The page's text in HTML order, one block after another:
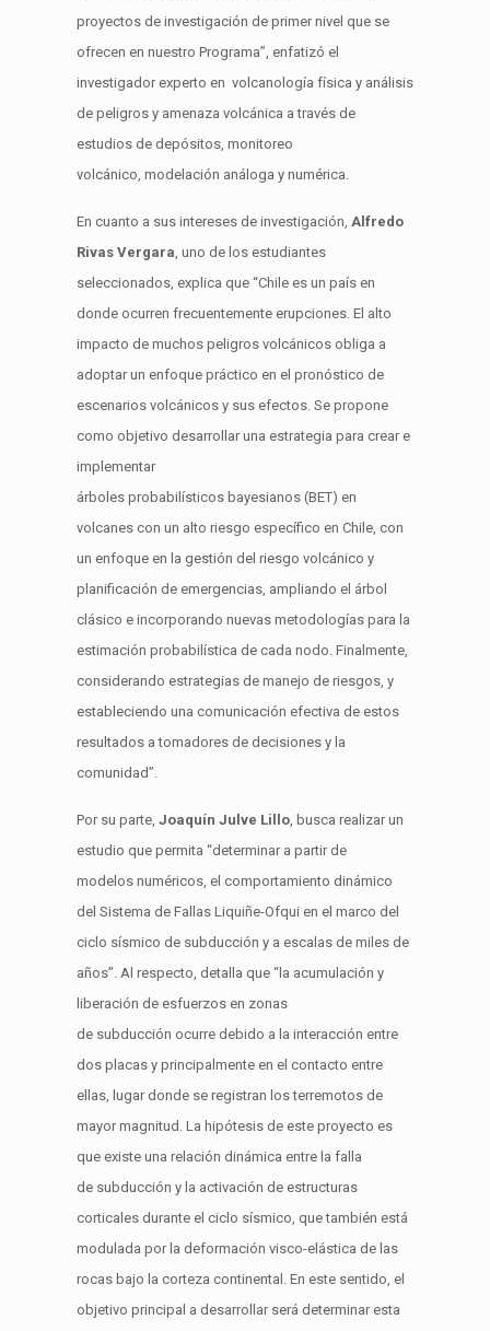
proyectos de investigación de primer nivel que se
ofrecen en nuestro Programa”, enfatizó el
investigador experto en volcanología física y análisis
de peligros y amenaza volcánica a través de
estudios de depósitos, monitoreo
volcánico, modelación análoga y numérica.
En cuanto a sus intereses de investigación, Alfredo
Rivas Vergara, uno de los estudiantes
seleccionados, explica que “Chile es un país en
donde ocurren frecuentemente erupciones. El alto
impacto de muchos peligros volcánicos obliga a
adoptar un enfoque práctico en el pronóstico de
escenarios volcánicos y sus efectos. Se propone
como objetivo desarrollar una estrategia para crear e
implementar
árboles probabilísticos bayesianos(BET) en
volcanes con un alto riesgo específico en Chile, con
un enfoque en la gestión del riesgo volcánico y
planificación de emergencias, ampliando el árbol
clásico e incorporando nuevas metodologías para la
estimación probabilística de cada nodo. Finalmente,
considerando estrategias de manejo de riesgos, y
estableciendo una comunicación efectiva de estos
resultados a tomadores de decisiones y la
comunidad”.
Por su parte, Joaquín Julve Lillo, busca realizar un
estudio que permita “determinar a partir de
modelos numéricos, el comportamiento dinámico
del Sistema de Fallas Liquiñe-Ofqui en el marco del
ciclo sísmico de subducción y a escalas de miles de
años”.Al respecto, detalla que “l a acumulación y
liberación de esfuerzos en zonas
de subducción ocurre debido a la interacción entre
dos placas y principalmente en el contacto entre
ellas, lugar donde se registran los terremotos de
mayor magnitud. La hipótesis de este proyecto es
que existe una relación dinámica entre la falla
de subducción y la activación de estructuras
corticales durante el ciclo sísmico, que también está
modulada por la deformación visco-elástica de las
rocas bajo la corteza continental. En este sentido, el
objetivo principal a desarrollar será determinar esta